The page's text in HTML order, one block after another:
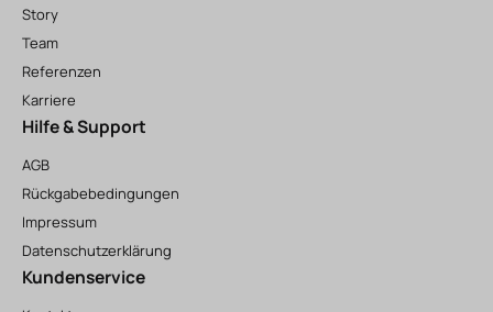
Story
Team
Referenzen
Karriere
Hilfe & Support
AGB
Rückgabebedingungen
Impressum
Datenschutzerklärung
Kundenservice